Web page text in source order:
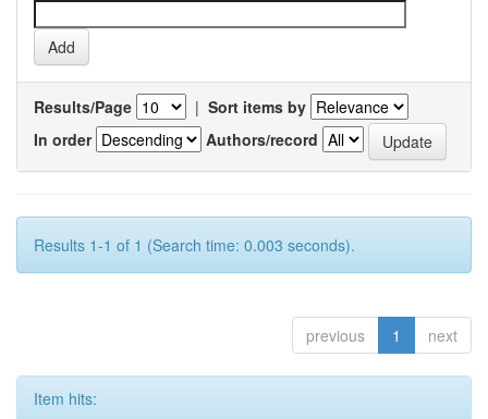
Results/Page | Sort items by
In order
Authors/record
Results 1-1 of 1 (Search time: 0.003 seconds).
previous 1 next
Item hits: